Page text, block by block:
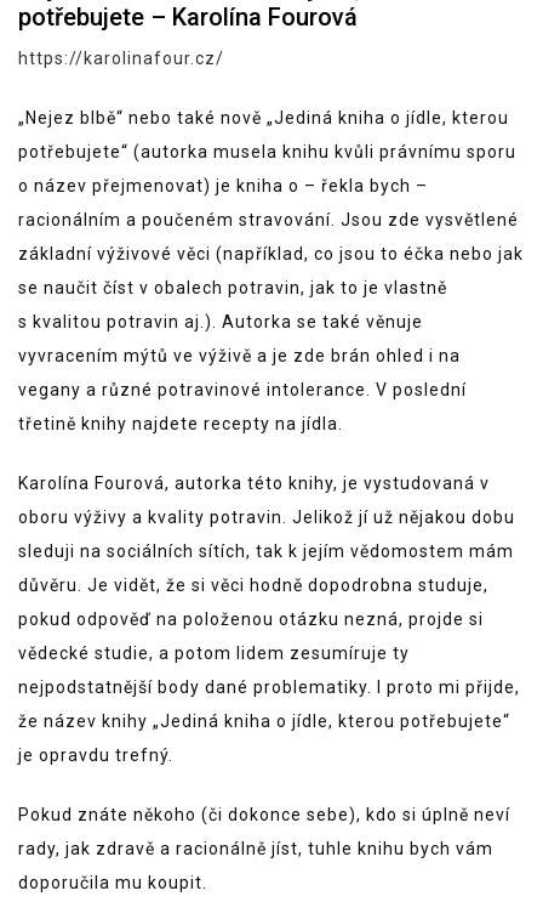
potřebujete – Karolína Fourová
https://karolinafour.cz/
„Nejez blbě“ nebo také nově „Jediná kniha o jídle, kterou
potřebujete“ (autorka musela knihu kvůli právnímu sporu
o název přejmenovat) je kniha o – řekla bych –
racionálním a poučeném stravování. Jsou zde vysvětlené
základní výživové věci (například, co jsou to éčka nebo jak
se naučit číst v obalech potravin, jak to je vlastně
s kvalitou potravin aj.). Autorka se také věnuje
vyvracením mýtů ve výživě a je zde brán ohled i na
vegany a různé potravinové intolerance. V poslední
třetině knihy najdete recepty na jídla.
Karolína Fourová, autorka této knihy, je vystudovaná v
oboru výživy a kvality potravin. Jelikož jí už nějakou dobu
sleduji na sociálních sítích, tak k jejím vědomostem mám
důvěru. Je vidět, že si věci hodně dopodrobna studuje,
pokud odpověď na položenou otázku nezná, projde si
vědecké studie, a potom lidem zesumíruje ty
nejpodstatnější body dané problematiky. I proto mi přijde,
že název knihy „Jediná kniha o jídle, kterou potřebujete“
je opravdu trefný.
Pokud znáte někoho (či dokonce sebe), kdo si úplně neví
rady, jak zdravě a racionálně jíst, tuhle knihu bych vám
doporučila mu koupit.